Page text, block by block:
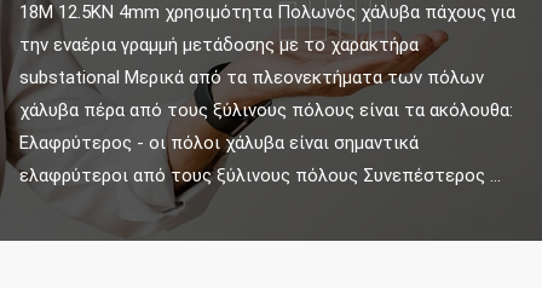
18M 12.5KN 4mm χρησιμότητα Πολωνός χάλυβα πάχους για
την εναέρια γραμμή μετάδοσης με το χαρακτήρα
substational Μερικά από τα πλεονεκτήματα των πόλων
χάλυβα πέρα από τους ξύλινους πόλους είναι τα ακόλουθα:
Ελαφρύτερος - οι πόλοι χάλυβα είναι σημαντικά
ελαφρύτεροι από τους ξύλινους πόλους Συνεπέστερος ...